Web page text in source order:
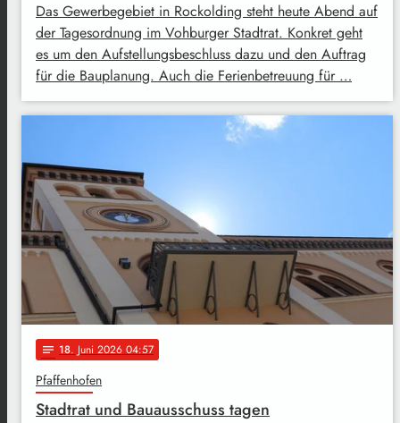
Das Gewerbegebiet in Rockolding steht heute Abend auf
der Tagesordnung im Vohburger Stadtrat. Konkret geht
es um den Aufstellungsbeschluss dazu und den Auftrag
für die Bauplanung. Auch die Ferienbetreuung für …
notes 18. Juni 2026 04:57
Pfaffenhofen
Stadtrat und Bauausschuss tagen